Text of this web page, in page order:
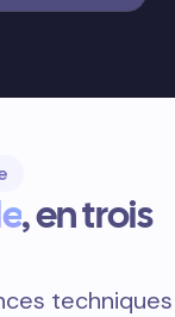
, en trois
techniques